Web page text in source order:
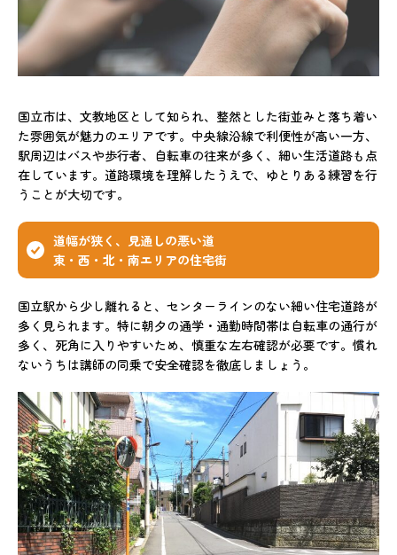
国立市は、文教地区として知られ、整然とした街並みと落ち着い
た雰囲気が魅力のエリアです。中央線沿線で利便性が高い一方、
駅周辺はバスや歩行者、自転車の往来が多く、細い生活道路も点
在しています。道路環境を理解したうえで、ゆとりある練習を行
うことが大切です。
道幅が狭く、見通しの悪い道
東・西・北・南エリアの住宅街
国立駅から少し離れると、センターラインのない細い住宅道路が
多く見られます。特に朝夕の通学・通勤時間帯は自転車の通行が
多く、死角に入りやすいため、慎重な左右確認が必要です。慣れ
ないうちは講師の同乗で安全確認を徹底しましょう。